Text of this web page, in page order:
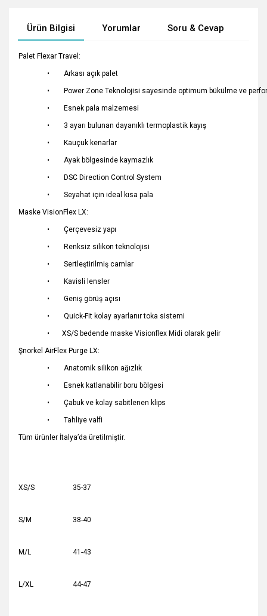
Ürün Bilgisi Yorumlar Soru & Cevap
Palet Flexar Travel:
• Arkası açık palet
• Power Zone Teknolojisi sayesinde optimum bükülme ve
• Esnek pala malzemesi
• 3 ayarı bulunan dayanıklı termoplastik kayış
• Kauçuk kenarlar
• Ayak bölgesinde kaymazlık
• DSC Direction Control System
• Seyahat için ideal kısa pala
Maske VisionFlex LX:
• Çerçevesiz yapı
• Renksiz silikon teknolojisi
• Sertleştirilmiş camlar
• Kavisli lensler
• Geniş görüş açısı
• Quick-Fit kolay ayarlanır toka sistemi
• XS/S bedende maske Visionflex Midi olarak gelir
Şnorkel AirFlex Purge LX:
• Anatomik silikon ağızlık
• Esnek katlanabilir boru bölgesi
• Çabuk ve kolay sabitlenen klips
• Tahliye valfi
Tüm ürünler İtalya’da üretilmiştir.
XS/S 35-37
S/M 38-40
M/L 41-43
L/XL 44-47